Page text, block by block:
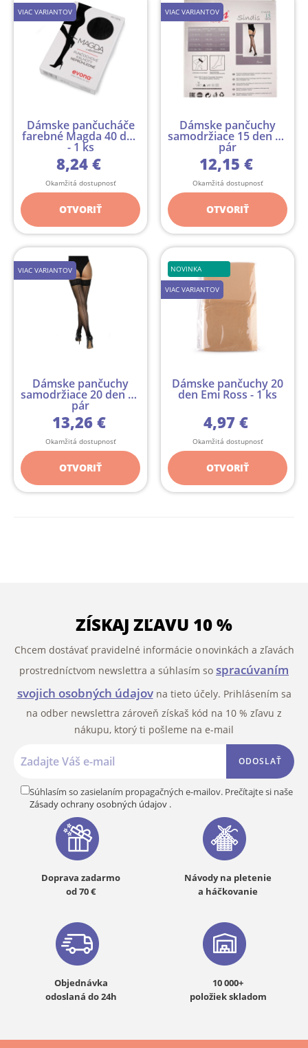
VIAC VARIANTOV
Dámske pančucháče
farebné Magda 40 den
- 1 ks
8,24 €
Okamžitá dostupnosť
OTVORIŤ
VIAC VARIANTOV
Dámske pančuchy
samodržiace 15 den - 1
pár
12,15 €
Okamžitá dostupnosť
OTVORIŤ
VIAC VARIANTOV
Dámske pančuchy
samodržiace 20 den - 1
pár
13,26 €
Okamžitá dostupnosť
OTVORIŤ
NOVINKA
VIAC VARIANTOV
Dámske pančuchy 20
den Emi Ross - 1 ks
4,97 €
Okamžitá dostupnosť
OTVORIŤ
ZÍSKAJ ZĽAVU 10 %
Chcem dostávať pravidelné informácie o novinkách a zľavách
prostredníctvom newslettra a súhlasím so spracúvaním
svojich osobných údajovna tieto účely. Prihlásením sa
na odber newslettra zároveň získaš kód na 10 % zľavu z
nákupu, ktorý ti pošleme na e-mail
ODOSLAŤ
Súhlasím so zasielaním propagačných e-mailov. Prečítajte si naše
Zásady ochrany osobných údajov .
Doprava zadarmo
od 70 €
Návody na pletenie
a háčkovanie
Objednávka
odoslaná do 24h
10 000+
položiek skladom